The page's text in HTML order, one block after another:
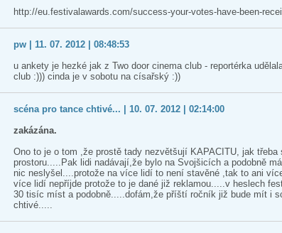
http://eu.festivalawards.com/success-your-votes-have-been-
pw | 11. 07. 2012 | 08:48:53
u ankety je hezké jak z Two door cinema club - reportérka
club :))) cinda je v sobotu na císařský :))
scéna pro tance chtivé... | 10. 07. 2012 | 02:14:00
zakázána.
Ono to je o tom ,že prostě tady nezvětšují KAPACITU, jak třeba
prostoru.....Pak lidi nadávají,že bylo na Svojšicích a podobně
nic neslyšel....protože na více lidí to není stavěné ,tak to ani
více lidí nepříjde protože to je dané již reklamou.....v heslech
30 tisíc míst a podobně.....dofám,že příští ročník již bude mít i
chtivé.....